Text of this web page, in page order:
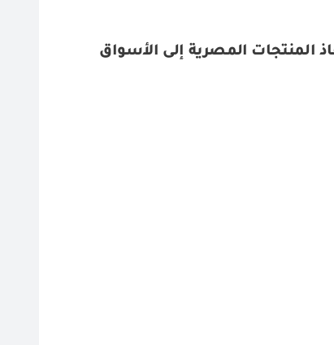
المنتجات المصرية إلى الأسواق